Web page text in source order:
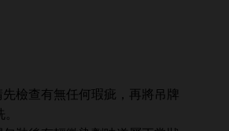
先檢查有無任何瑕疵，再將吊牌